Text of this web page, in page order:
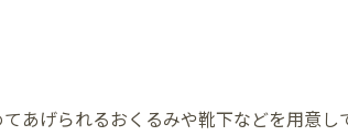
あげられるおくるみや靴下などを用意し